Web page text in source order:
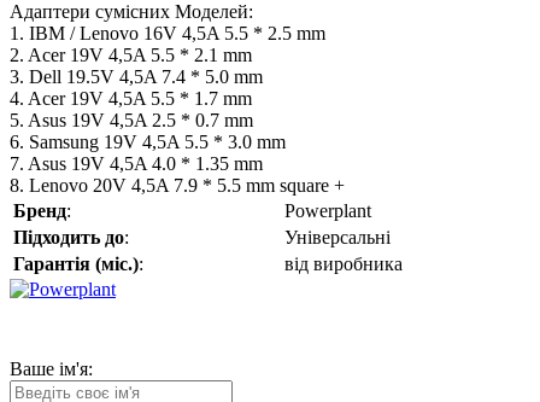
Адаптери сумісних Моделей:
1. IBM / Lenovo 16V 4,5A 5.5 * 2.5 mm
2. Acer 19V 4,5A 5.5 * 2.1 mm
3. Dell 19.5V 4,5A 7.4 * 5.0 mm
4. Acer 19V 4,5A 5.5 * 1.7 mm
5. Asus 19V 4,5A 2.5 * 0.7 mm
6. Samsung 19V 4,5A 5.5 * 3.0 mm
7. Asus 19V 4,5A 4.0 * 1.35 mm
8. Lenovo 20V 4,5A 7.9 * 5.5 mm square +
Бренд:
Powerplant
Підходить до:
Універсальні
Гарантія (міс.): від виробника
Ваше ім'я: